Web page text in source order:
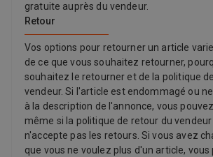
gratuite auprès du vendeur.
Retour
Vos options pour retourner un article
de ce que vous souhaitez retourner,
souhaitez le retourner et de la politique
vendeur. Si l'article est endommagé ou
à la description de l'annonce, vous
même si la politique de retour du vendeur
n'accepte pas les retours. Si vous avez
que vous ne voulez plus d'un article,